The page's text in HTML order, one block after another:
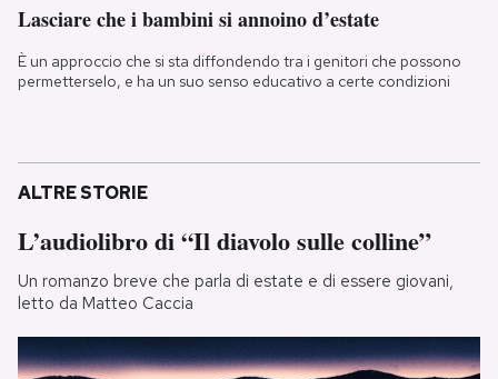
Lasciare che i bambini si annoino d’estate
È un approccio che si sta diffondendo tra i genitori che possono
permetterselo, e ha un suo senso educativo a certe condizioni
ALTRE STORIE
L’audiolibro di “Il diavolo sulle colline”
Un romanzo breve che parla di estate e di essere giovani,
letto da Matteo Caccia